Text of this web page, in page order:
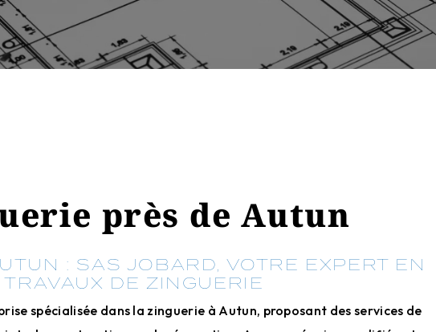
près de Autun
: SAS JOBARD, VOTRE EXPERT EN
TRAVAUX DE ZINGUERIE
spécialisée dans la zinguerie à Autun, proposant des services de